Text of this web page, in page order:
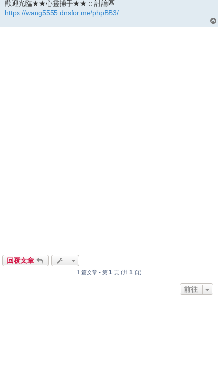
歡迎光臨★★心靈捕手★★ :: 討論區
https://wang5555.dnsfor.me/phpBB3/
回覆文章
1 篇文章 • 第 1 頁 (共 1 頁)
前往